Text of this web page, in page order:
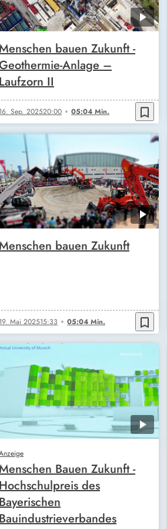
bauen Zukunft -
Anlage –
II
16. Sep. 202520:00 05:04 Min. bookmark_border
bauen Zukunft
19. Mai 202515:33 05:04 Min. bookmark_border
Bauen Zukunft -
des